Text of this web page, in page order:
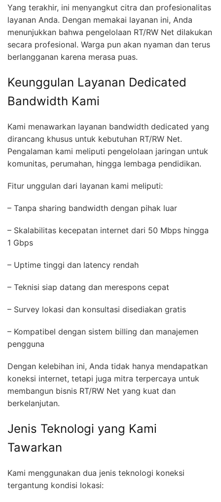
Yang terakhir, ini menyangkut citra dan profesionalitas
layanan Anda. Dengan memakai layanan ini, Anda
menunjukkan bahwa pengelolaan RT/RW Net dilakukan
secara profesional. Warga pun akan nyaman dan terus
berlangganan karena merasa puas.
Keunggulan Layanan Dedicated
Bandwidth Kami
Kami menawarkan layanan bandwidth dedicated yang
dirancang khusus untuk kebutuhan RT/RW Net.
Pengalaman kami meliputi pengelolaan jaringan untuk
komunitas, perumahan, hingga lembaga pendidikan.
Fitur unggulan dari layanan kami meliputi:
– Tanpa sharing bandwidth dengan pihak luar
– Skalabilitas kecepatan internet dari 50 Mbps hingga
1 Gbps
– Uptime tinggi dan latency rendah
– Teknisi siap datang dan merespons cepat
– Survey lokasi dan konsultasi disediakan gratis
– Kompatibel dengan sistem billing dan manajemen
pengguna
Dengan kelebihan ini, Anda tidak hanya mendapatkan
koneksi internet, tetapi juga mitra terpercaya untuk
membangun bisnis RT/RW Net yang kuat dan
berkelanjutan.
Jenis Teknologi yang Kami
Tawarkan
Kami menggunakan dua jenis teknologi koneksi
tergantung kondisi lokasi: